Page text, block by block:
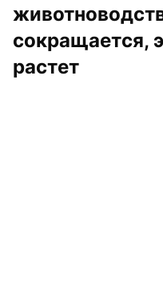
сокращается,
растет